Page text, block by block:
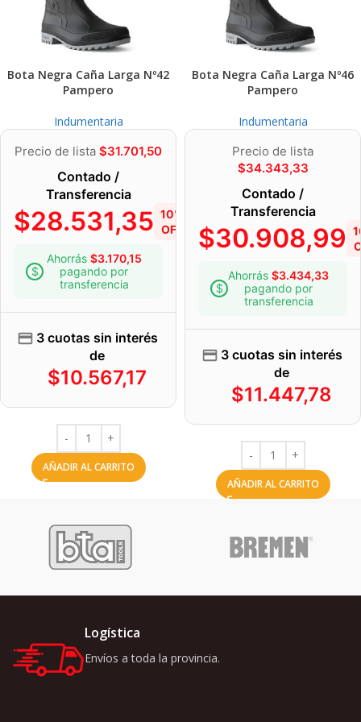
Bota Negra Caña Larga Nº42
Pampero
Indumentaria
Precio de lista $31.701,50
Contado /
Transferencia
$28.531,35 10%
OFF
Ahorrás $3.170,15
pagando por
transferencia
3 cuotas sin interés
de
$10.567,17
AÑADIR AL CARRITO
Bota Negra Caña Larga Nº46
Pampero
Indumentaria
Precio de lista
$34.343,33
Contado /
Transferencia
$30.908,99
Ahorrás $3.434,33
pagando por
transferencia
3 cuotas sin interés
de
$11.447,78
AÑADIR AL CARRITO
Logística
Envíos a toda la provincia.